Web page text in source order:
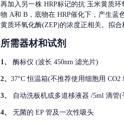
再加入另一株 HRP标记的抗 玉米黄质环
物 A和 B，底物在 HRP催化下，产生蓝
黄质环氧化酶(ZEP)的浓度正相关。拟
所需器材和试剂
1、 酶标仪 (波长 450nm 滤光片)
2、 37°C 恒温箱(不推荐使用细胞用 CO2
3、 自动洗板机或多道移液器 /5ml 滴管(
4、 无菌的 EP 管及一次性吸头